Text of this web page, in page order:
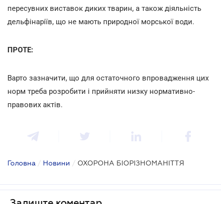
пересувних виставок диких тварин, а також діяльність
дельфінаріїв, що не мають природної морської води.
ПРОТЕ:
Варто зазначити, що для остаточного впровадження цих
норм треба розробити і прийняти низку нормативно-
правових актів.
Головна / Новини / ОХОРОНА БІОРІЗНОМАНІТТЯ